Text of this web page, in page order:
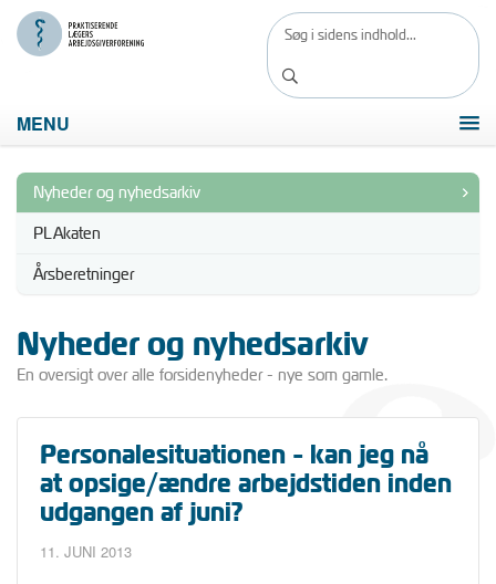
MENU
Nyheder og nyhedsarkiv
PLAkaten
Årsberetninger
Nyheder og nyhedsarkiv
En oversigt over alle forsidenyheder - nye som gamle.
Personalesituationen - kan jeg nå
at opsige/ændre arbejdstiden inden
udgangen af juni?
11. JUNI 2013